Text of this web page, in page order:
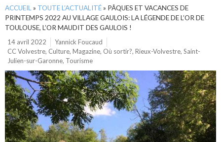
ACCUEIL » TOUTE L’ACTUALITÉ» PÂQUES ET VACANCES DE
PRINTEMPS 2022 AU VILLAGE GAULOIS: LA LÉGENDE DE L’OR DE
TOULOUSE, L’OR MAUDIT DES GAULOIS !
14 avril 2022
Yannick Foucaud
CC Volvestre, Culture, Magazine, Où sortir?, Rieux-Volvestre, Saint-
Julien-sur-Garonne, Tourisme